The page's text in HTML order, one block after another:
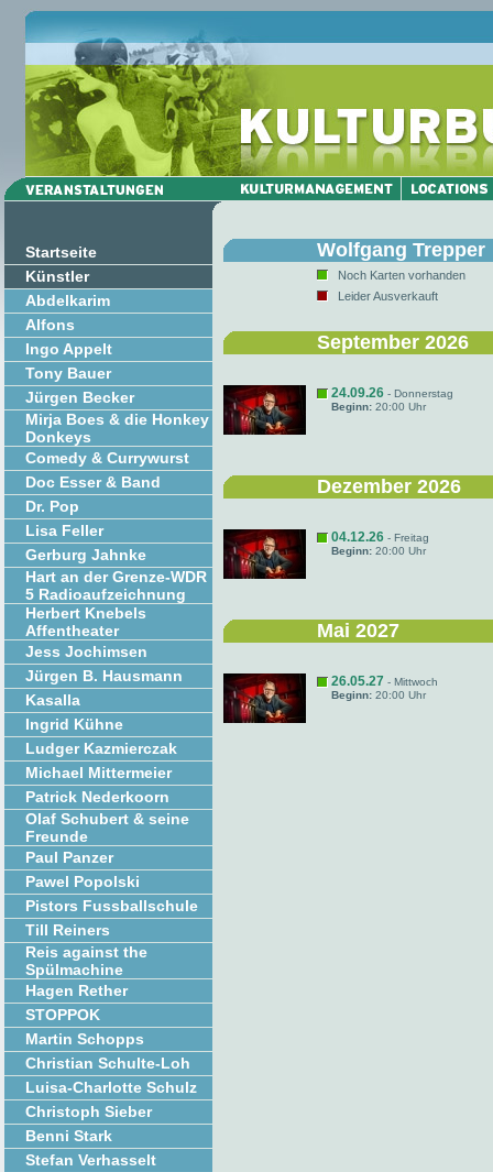
Startseite
Künstler
Abdelkarim
Alfons
Ingo Appelt
Tony Bauer
Jürgen Becker
Mirja Boes & die Honkey
Donkeys
Comedy & Currywurst
Doc Esser & Band
Dr. Pop
Lisa Feller
Gerburg Jahnke
Hart an der Grenze-WDR
5 Radioaufzeichnung
Herbert Knebels
Affentheater
Jess Jochimsen
Jürgen B. Hausmann
Kasalla
Ingrid Kühne
Ludger Kazmierczak
Michael Mittermeier
Patrick Nederkoorn
Olaf Schubert & seine
Freunde
Paul Panzer
Pawel Popolski
Pistors Fussballschule
Till Reiners
Reis against the
Spülmachine
Hagen Rether
STOPPOK
Martin Schopps
Christian Schulte-Loh
Luisa-Charlotte Schulz
Christoph Sieber
Benni Stark
Stefan Verhasselt
Wolfgang Trepper
Noch Karten vorhanden
Leider Ausverkauft
September 2026
24.09.26 - Donnerstag
Beginn: 20:00 Uhr
Dezember 2026
04.12.26 - Freitag
Beginn: 20:00 Uhr
Mai 2027
26.05.27 - Mittwoch
Beginn: 20:00 Uhr